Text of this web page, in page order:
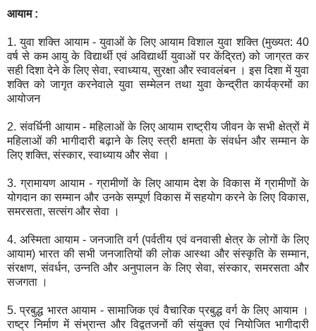
आयाम :
1. युवा शक्ति आयाम - युवाओं के लिए आयाम विशाल युवा शक्ति (मुख्यत: 40
वर्ष से कम आयु के विद्यार्थी एवं अविद्यार्थी युवाओं पर केंद्रित) को जाग्रत कर
सही दिशा देने के लिए सेवा, स्वाध्याय, सुरक्षा और स्वावलंबन । इस दिशा में युवा
शक्ति को जागृत करनेवाले युवा सम्मेलन तथा युवा केन्द्रीत कार्यक्रमों का
आयोजन
2. संवर्धिनी आयाम - महिलाओं के लिए आयाम राष्ट्रीय जीवन के सभी क्षेत्रों में
महिलाओं की भागीदारी बढ़ाने के लिए स्त्री क्षमता के संवर्धन और सम्मान के
लिए शक्ति, संस्कार, स्वाध्याय और सेवा ।
3. ग्रामायण आयाम - ग्रामीणों के लिए आयाम देश के विकास में ग्रामीणों के
योगदान का सम्मान और उनके सम्पूर्ण विकास में सहयोग करने के लिए विकास,
समरसता, सत्संग और सेवा ।
4. अस्मिता आयाम - जनजाति वर्ग (पर्वतीय एवं वनवासी क्षेत्र के लोगों के लिए
आयाम) भारत की सभी जनजातियों की लोक आस्था और संस्कृति के सम्मान,
संरक्षण, संवर्धन, उन्नति और अनुपालन के लिए सेवा, संस्कार, समरसता और
सजगता ।
5. प्रबुद्ध भारत आयाम - सामाजिक एवं वैचारिक प्रबुद्ध वर्ग के लिए आयाम ।
राष्ट्र निर्माण में संभ्रान्त और विद्वतजनों की संयुक्त एवं नियोजित भागीदारी